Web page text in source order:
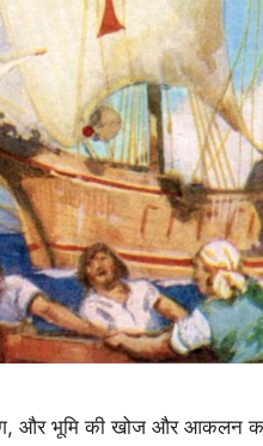
और भूमि की खोज और आकलन